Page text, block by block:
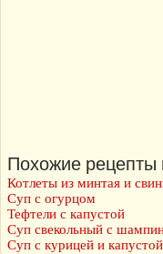
Похожие рецепты
Котлеты из минтая и
Суп с огурцом
Тефтели с капустой
Суп свекольный с
Суп с курицей и капустой